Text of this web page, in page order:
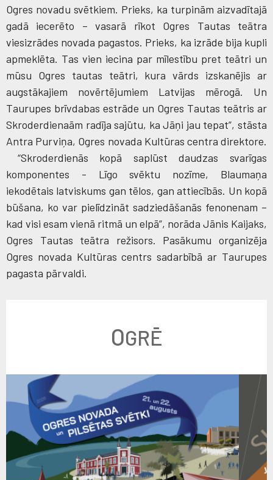
Ogres novadu svētkiem. Prieks, ka turpinām aizvadītajā
gadā iecerēto – vasarā rīkot Ogres Tautas teātra
viesizrādes novada pagastos. Prieks, ka izrāde bija kupli
apmeklēta. Tas vien iecina par mīlestību pret teātri un
mūsu Ogres tautas teātri, kura vārds izskanējis ar
augstākajiem novērtējumiem Latvijas mērogā. Un
Taurupes brīvdabas estrāde un Ogres Tautas teātris ar
Skroderdienaām radīja sajūtu, ka Jāņi jau tepat”, stāsta
Antra Purviņa, Ogres novada Kultūras centra direktore.
“Skroderdienās kopā saplūst daudzas svarīgas
komponentes - Līgo svēktu nozīme, Blaumaņa
iekodētais latviskums gan tēlos, gan attiecībās. Un kopā
būšana, ko var pielīdzināt sadziedāšanās fenonenam –
kad visi esam vienā ritmā un elpā”, norāda Jānis Kaijaks,
Ogres Tautas teātra režisors. Pasākumu organizēja
Ogres novada Kultūras centrs sadarbībā ar Taurupes
pagasta pārvaldi.
OGRĒ